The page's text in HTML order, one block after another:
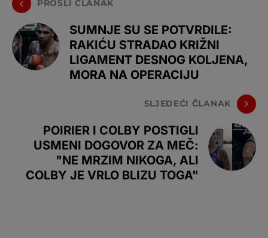
PROŠLI ČLANAK
SUMNJE SU SE POTVRDILE:
RAKIĆU STRADAO KRIŽNI
LIGAMENT DESNOG KOLJENA,
MORA NA OPERACIJU
SLJEDEĆI ČLANAK
POIRIER I COLBY POSTIGLI
USMENI DOGOVOR ZA MEČ:
"NE MRZIM NIKOGA, ALI
COLBY JE VRLO BLIZU TOGA"